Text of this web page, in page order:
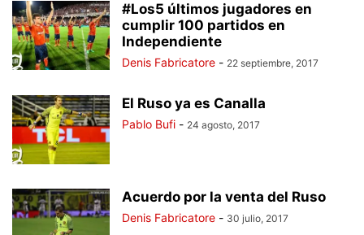
#Los5 últimos jugadores en
cumplir 100 partidos en
Independiente
Denis Fabricatore - 22 septiembre, 2017
El Ruso ya es Canalla
Pablo Bufi - 24 agosto, 2017
Acuerdo por la venta del Ruso
Denis Fabricatore - 30 julio, 2017